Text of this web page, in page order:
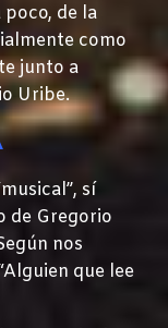
de la
como
junto a
Uribe.
sí
de Gregorio
nos
que lee